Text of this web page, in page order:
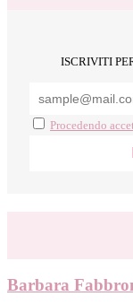
ISCRIVITI
Procedendo
Barbara